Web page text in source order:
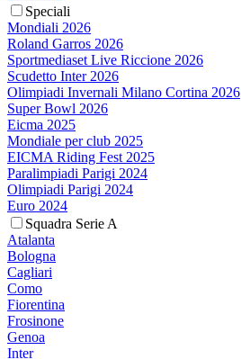
Speciali
Mondiali 2026
Roland Garros 2026
Sportmediaset Live Riccione 2026
Scudetto Inter 2026
Olimpiadi Invernali Milano Cortina 2026
Super Bowl 2026
Eicma 2025
Mondiale per club 2025
EICMA Riding Fest 2025
Paralimpiadi Parigi 2024
Olimpiadi Parigi 2024
Euro 2024
Squadra Serie A
Atalanta
Bologna
Cagliari
Como
Fiorentina
Frosinone
Genoa
Inter